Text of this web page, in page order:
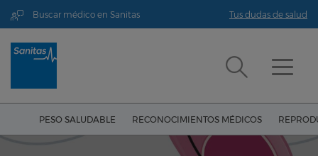
Buscar médico en Sanitas Tus dudas de salud
PESO SALUDABLE RECONOCIMIENTOS MÉDICOS